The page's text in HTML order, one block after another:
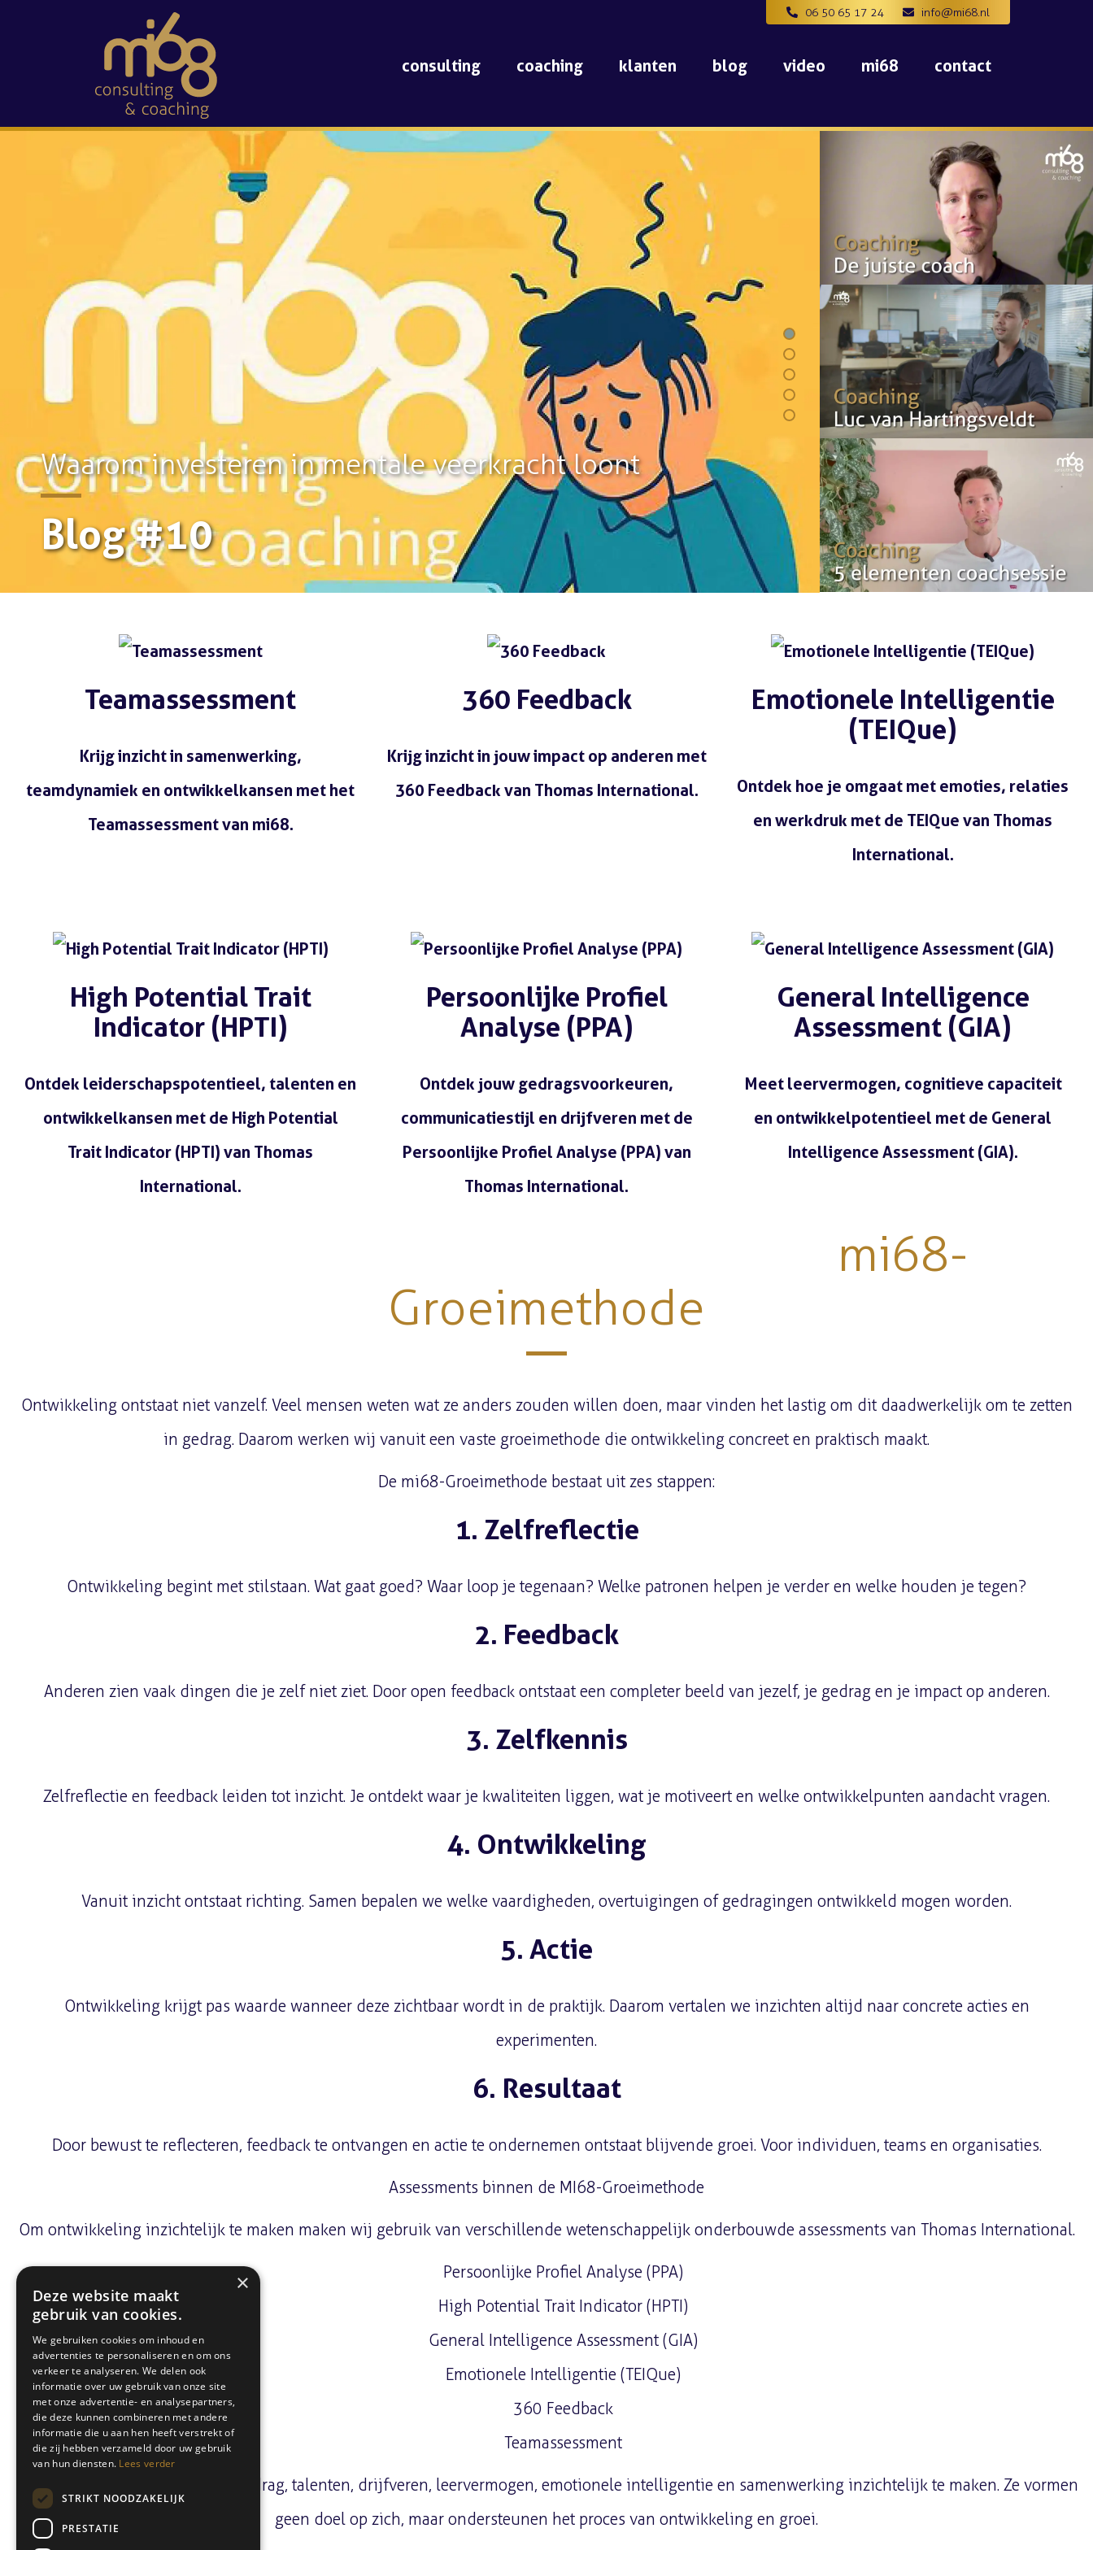
06 50 65 17 24 info@mi68.nl
consulting coaching klanten blog video mi68 contact
Waarom investeren in mentale veerkracht loont
Blog #10
Breng de
Blog #9
Teamassessment
Krijg inzicht in samenwerking,
teamdynamiek en ontwikkelkansen met het
Teamassessment van mi68.
360 Feedback
Krijg inzicht in jouw impact op anderen met
360 Feedback van Thomas International.
Emotionele Intelligentie
(TEIQue)
Ontdek hoe je omgaat met emoties, relaties
en werkdruk met de TEIQue van Thomas
International.
High Potential Trait
Indicator (HPTI)
Ontdek leiderschapspotentieel, talenten en
ontwikkelkansen met de High Potential
Trait Indicator (HPTI) van Thomas
International.
Persoonlijke Profiel
Analyse (PPA)
Ontdek jouw gedragsvoorkeuren,
communicatiestijl en drijfveren met de
Persoonlijke Profiel Analyse (PPA) van
Thomas International.
General Intelligence
Assessment (GIA)
Meet leervermogen, cognitieve capaciteit
en ontwikkelpotentieel met de General
Intelligence Assessment (GIA).
mi68-
Groeimethode
Ontwikkeling ontstaat niet vanzelf. Veel mensen weten wat ze anders zouden willen doen, maar vinden het lastig om dit daadwerkelijk om te zetten
in gedrag. Daarom werken wij vanuit een vaste groeimethode die ontwikkeling concreet en praktisch maakt.
De mi68-Groeimethode bestaat uit zes stappen:
1. Zelfreflectie
Ontwikkeling begint met stilstaan. Wat gaat goed? Waar loop je tegenaan? Welke patronen helpen je verder en welke houden je tegen?
2. Feedback
Anderen zien vaak dingen die je zelf niet ziet. Door open feedback ontstaat een completer beeld van jezelf, je gedrag en je impact op anderen.
3. Zelfkennis
Zelfreflectie en feedback leiden tot inzicht. Je ontdekt waar je kwaliteiten liggen, wat je motiveert en welke ontwikkelpunten aandacht vragen.
4. Ontwikkeling
Vanuit inzicht ontstaat richting. Samen bepalen we welke vaardigheden, overtuigingen of gedragingen ontwikkeld mogen worden.
5. Actie
Ontwikkeling krijgt pas waarde wanneer deze zichtbaar wordt in de praktijk. Daarom vertalen we inzichten altijd naar concrete acties en
experimenten.
6. Resultaat
Door bewust te reflecteren, feedback te ontvangen en actie te ondernemen ontstaat blijvende groei. Voor individuen, teams en organisaties.
Assessments binnen de MI68-Groeimethode
Om ontwikkeling inzichtelijk te maken maken wij gebruik van verschillende wetenschappelijk onderbouwde assessments van Thomas International.
Persoonlijke Profiel Analyse (PPA)
High Potential Trait Indicator (HPTI)
General Intelligence Assessment (GIA)
Emotionele Intelligentie (TEIQue)
360 Feedback
Teamassessment
Deze instrumenten helpen om gedrag, talenten, drijfveren, leervermogen, emotionele intelligentie en samenwerking inzichtelijk te maken. Ze vormen
geen doel op zich, maar ondersteunen het proces van ontwikkeling en groei.
×
Deze website maakt
gebruik van cookies.
We gebruiken cookies om inhoud en
advertenties te personaliseren en om ons
verkeer te analyseren. We delen ook
informatie over uw gebruik van onze site
met onze advertentie- en analysepartners,
die deze kunnen combineren met andere
informatie die u aan hen heeft verstrekt of
die zij hebben verzameld door uw gebruik
van hun diensten. Lees verder
STRIKT NOODZAKELIJK
PRESTATIE